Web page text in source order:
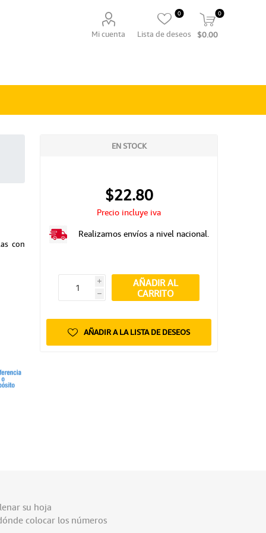
Mi cuenta Lista de deseos
0 0
$0.00
con
EN STOCK
$22.80
Precio incluye iva
Realizamos envíos a nivel nacional.
i
h
AÑADIR AL
CARRITO
AÑADIR A LA LISTA DE DESEOS
su hoja
colocar los números